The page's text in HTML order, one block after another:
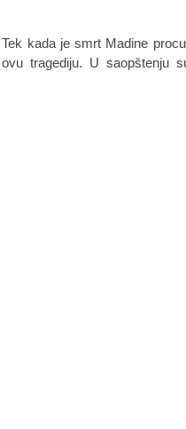
Tek kada je smrt Madine
ovu tragediju. U saopštenju